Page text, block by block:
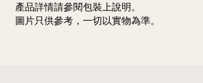
產品詳情請參閱包裝上說明。
圖片只供參考，一切以實物為準。